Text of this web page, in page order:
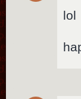
lol